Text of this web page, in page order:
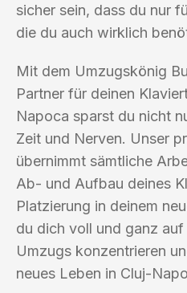
sicher sein, dass du nur
die du auch wirklich
Mit dem Umzugskönig
Partner für deinen
Napoca sparst du nicht
Zeit und Nerven. Unser
übernimmt sämtliche
Ab- und Aufbau deines
Platzierung in deinem
du dich voll und ganz
Umzugs konzentrieren
neues Leben in Cluj-